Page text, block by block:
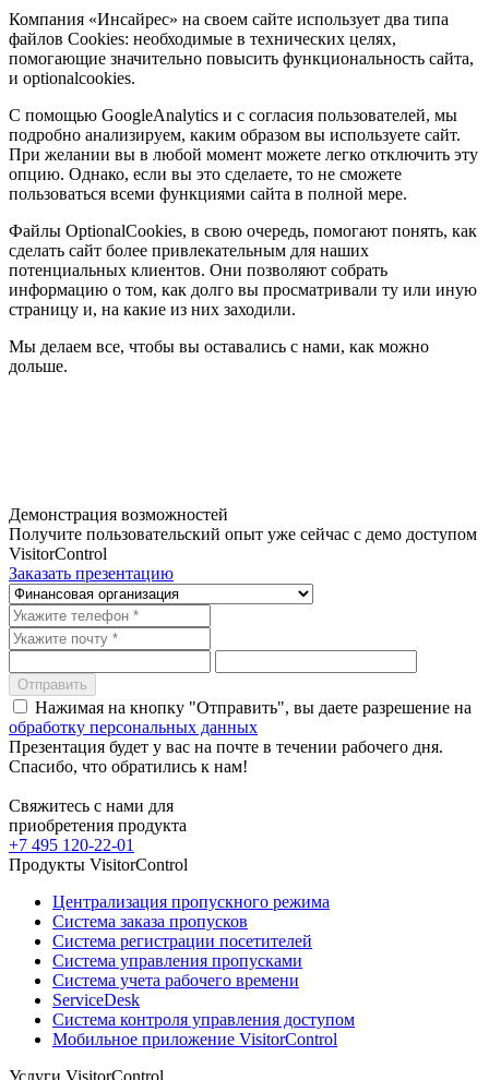
Компания «Инсайрес» на своем сайте использует два типа
файлов Cookies: необходимые в технических целях,
помогающие значительно повысить функциональность сайта,
и optionalcookies.
С помощью GoogleAnalytics и с согласия пользователей, мы
подробно анализируем, каким образом вы используете сайт.
При желании вы в любой момент можете легко отключить эту
опцию. Однако, если вы это сделаете, то не сможете
пользоваться всеми функциями сайта в полной мере.
Файлы OptionalCookies, в свою очередь, помогают понять, как
сделать сайт более привлекательным для наших
потенциальных клиентов. Они позволяют собрать
информацию о том, как долго вы просматривали ту или иную
страницу и, на какие из них заходили.
Мы делаем все, чтобы вы оставались с нами, как можно
дольше.
Демонстрация возможностей
Получите пользовательский опыт уже сейчас с демо доступом
VisitorControl
Заказать презентацию
Отправить
Нажимая на кнопку "Отправить", вы даете разрешение на
обработку персональных данных
Презентация будет у вас на почте в течении рабочего дня.
Спасибо, что обратились к нам!
Свяжитесь с нами для
приобретения продукта
+7 495 120-22-01
Продукты VisitorControl
Централизация пропускного режима
Система заказа пропусков
Система регистрации посетителей
Система управления пропусками
Система учета рабочего времени
ServiceDesk
Система контроля управления доступом
Мобильное приложение VisitorControl
Услуги VisitorControl